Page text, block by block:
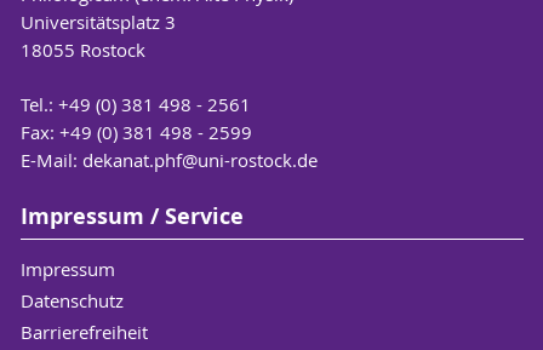
Universitätsplatz 3
18055 Rostock
Tel.: +49 (0) 381 498 - 2561
Fax: +49 (0) 381 498 - 2599
E-Mail: dekanat.phf@uni-rostock.de
Impressum / Service
Impressum
Datenschutz
Barrierefreiheit